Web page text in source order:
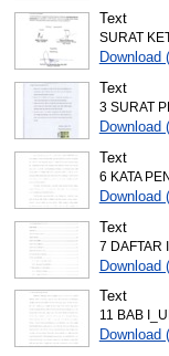
Text
SURAT
Download
Text
3 SURAT
Download
Text
6 KATA
Download
Text
7 DAFTAR
Download
Text
11 BAB
Download